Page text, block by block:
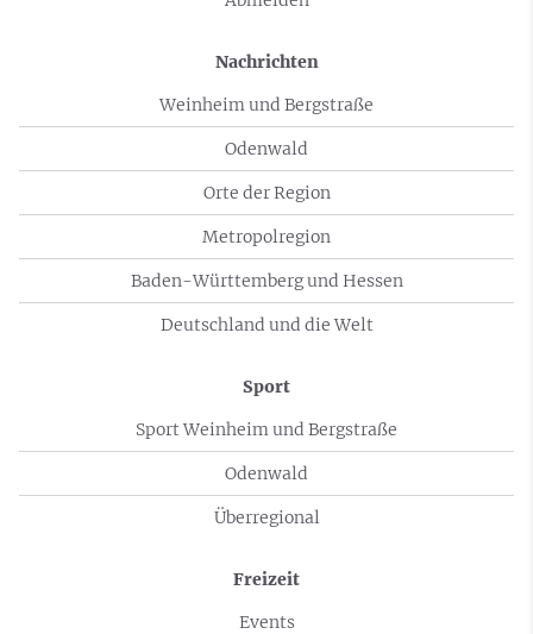
Nachrichten
Weinheim und Bergstraße
Odenwald
Orte der Region
Metropolregion
Baden-Württemberg und Hessen
Deutschland und die Welt
Sport
Sport Weinheim und Bergstraße
Odenwald
Überregional
Freizeit
Events